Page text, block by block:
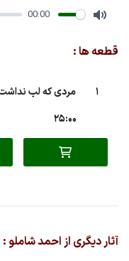
00:00
قطعه ها :
1
مردی که لب
25:00
آثار دیگری از احمد شاملو :